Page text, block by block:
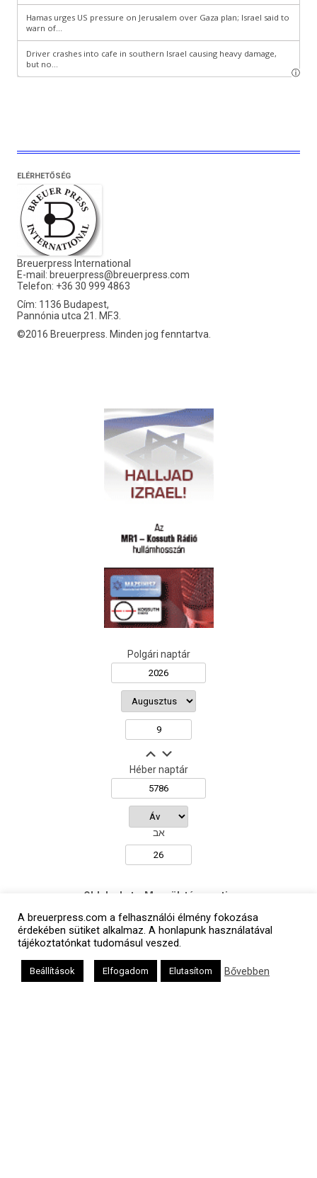
ELÉRHETŐSÉG
Breuerpress International
E-mail: breuerpress@breuerpress.com
Telefon: +36 30 999 4863
Cím: 1136 Budapest,
Pannónia utca 21. MF.3.
©2016 Breuerpress. Minden jog fenntartva.
Polgári naptár
Héber naptár
אב
Oldalunkat a Mazsök támogatja
A breuerpress.com a felhasználói élmény fokozása
érdekében sütiket alkalmaz. A honlapunk használatával
tájékoztatónkat tudomásul veszed.
Beállítások Elfogadom Elutasítom Bővebben